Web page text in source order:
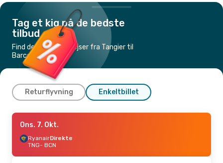
Tag et kig på de bedste
tilbud
Find de billigste flyrejser fra Tangier til
Barcelona
Returflyvning Enkeltbillet
Fre. 25. Sep.
RyanairDirekte
TNG- BCN
BCN- TNG
Ons. 7. Okt.
RyanairDirekte
TNG- BCN